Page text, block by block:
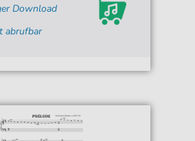
Download
abrufbar